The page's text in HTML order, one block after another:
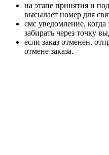
на этапе принятия и
высылает номер для
смс уведомление,
забирать через точку
если заказ отменен,
отмене заказа.